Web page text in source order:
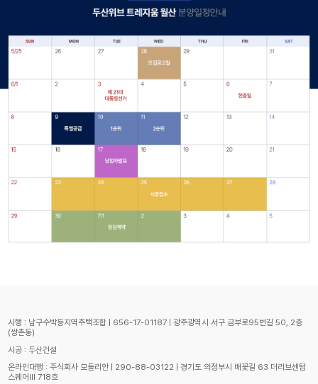
시행 : 남구수박등지역주택조합 | 656-17-01187 | 광주광역시 서구 금부로95번길 50, 2층
(쌍촌동)
시공 : 두산건설
온라인대행 : 주식회사 모들리안 | 290-88-03122 | 경기도 의정부시 배꽃길 63 더리브센텀
스퀘어Ⅲ 718호